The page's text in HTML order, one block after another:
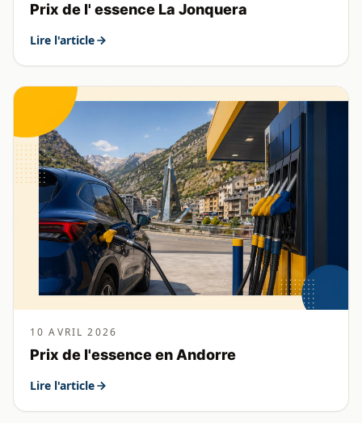
Prix de l' essence La Jonquera
Lire l'article
10 AVRIL 2026
Prix de l'essence en Andorre
Lire l'article